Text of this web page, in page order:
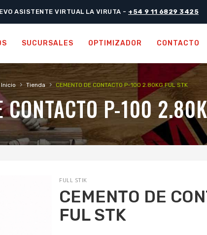
ASISTENTE VIRTUAL LA VIRUTA - +54 9 11 6829 3425
SUCURSALES OPTIMIZADOR CONTACTO
Inicio › Tienda › CEMENTO DE CONTACTO P-100 2.80KG FUL STK
CONTACTO P-100
FULL STIK
CEMENTO DE
FUL STK